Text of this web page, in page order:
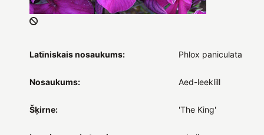
Latīniskais nosaukums: Phlox paniculata
Nosaukums: Aed-leeklill
Šķirne: 'The King'